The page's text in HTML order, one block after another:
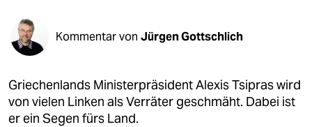
öko
gesellschaft
kultur
sport
Kommentar von Jürgen Gottschlich
Griechenlands Ministerpräsident Alexis Tsipras wird
von vielen Linken als Verräter geschmäht. Dabei ist
er ein Segen fürs Land.